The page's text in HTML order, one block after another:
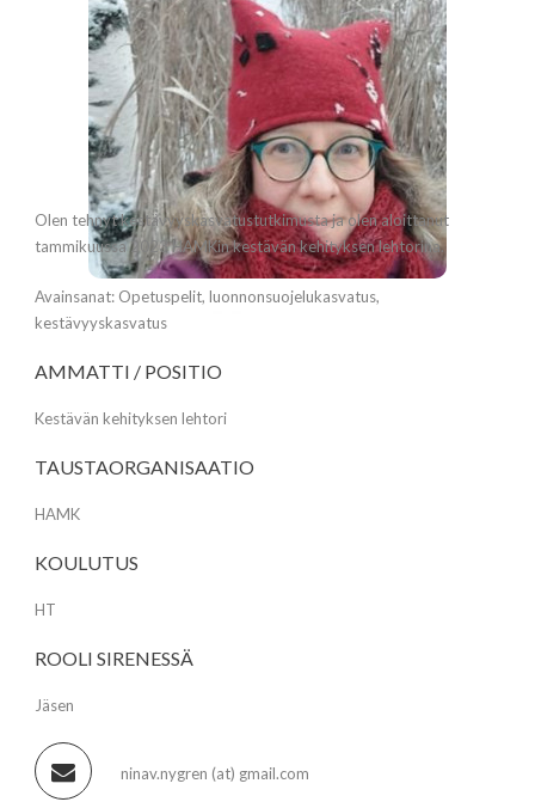
Olen tehnyt kestävyyskasvatustutkimusta ja olen aloittanut
tammikuussa 2023 HAMKin kestävän kehityksen lehtorina.
Avainsanat: Opetuspelit, luonnonsuojelukasvatus,
kestävyyskasvatus
AMMATTI / POSITIO
Kestävän kehityksen lehtori
TAUSTAORGANISAATIO
HAMK
KOULUTUS
HT
ROOLI SIRENESSÄ
Jäsen
ninav.nygren (at) gmail.com